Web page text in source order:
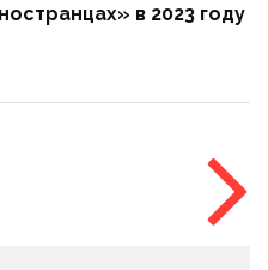
в 2023 году